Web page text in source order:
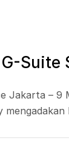
Suite
Jakarta – 9